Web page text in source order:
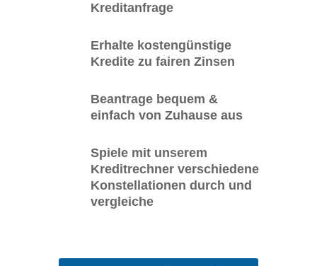
Kreditanfrage
Erhalte kostengünstige
Kredite zu fairen Zinsen
Beantrage bequem &
einfach von Zuhause aus
Spiele mit unserem
Kreditrechner verschiedene
Konstellationen durch und
vergleiche